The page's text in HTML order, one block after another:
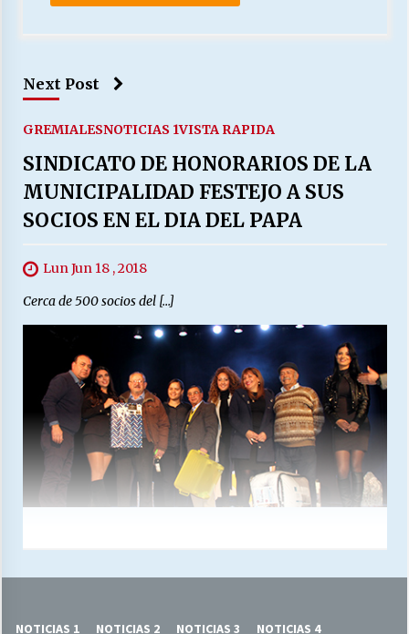
Next Post
GREMIALESNOTICIAS 1VISTA RAPIDA
SINDICATO DE HONORARIOS DE LA
MUNICIPALIDAD FESTEJO A SUS
SOCIOS EN EL DIA DEL PAPA
Lun Jun 18 , 2018
Cerca de 500 socios del […]
NOTICIAS 1 NOTICIAS 2 NOTICIAS 3 NOTICIAS 4